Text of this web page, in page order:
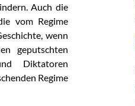
Auch die
vom Regime
wenn
geputschten
Diktatoren
Regime